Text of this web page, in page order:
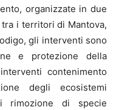
organizzate in due
i territori di Mantova,
gli interventi sono
e protezione della
contenimento
degli ecosistemi
rimozione di specie